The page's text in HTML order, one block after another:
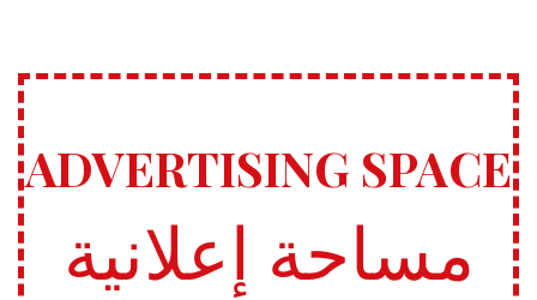
ADVERTISING SPACE
مساحة إعلانية